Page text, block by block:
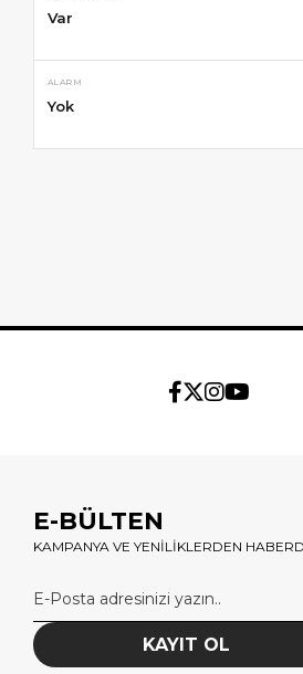
Var
ALARM
Yok
E-BÜLTEN
KAMPANYA VE YENİLİKLERDEN
KAYIT OL